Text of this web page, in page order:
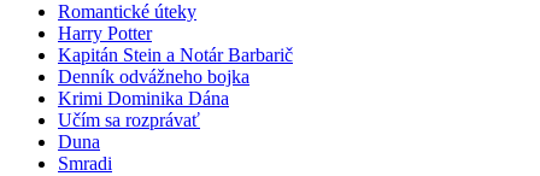
Romantické úteky
Harry Potter
Kapitán Stein a Notár Barbarič
Denník odvážneho bojka
Krimi Dominika Dána
Učím sa rozprávať
Duna
Smradi